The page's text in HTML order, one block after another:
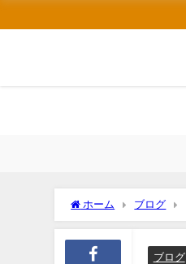
ホーム ブログ
ブログ